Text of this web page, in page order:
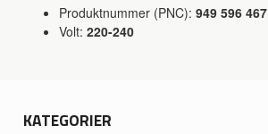
Produktnummer (PNC): 949 596 467
Volt: 220-240
KATEGORIER